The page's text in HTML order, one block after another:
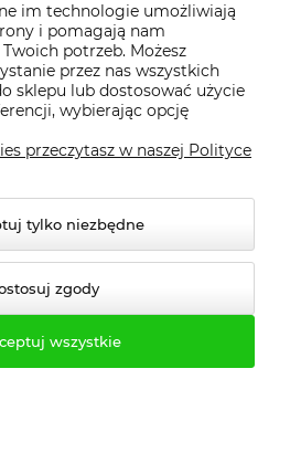
magazynowych
200cm i 250cm. SYSTEM
bardzo mocnej konstrukcji. Model
w którym składowane są
od wybranego przez klienta
im technologie umożliwiają
i pomagają nam
potrzeb. Możesz
przez nas wszystkich
sklepu lub dostosować użycie
wybierając opcję
przeczytasz w naszej Polityce
tylko niezbędne
zgody
wszystkie